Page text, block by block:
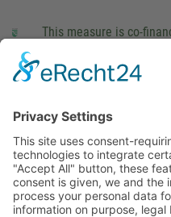
This measure is co-
Landtag (parliament).
This site uses consent-
technologies to integrate
"Accept All" button, these